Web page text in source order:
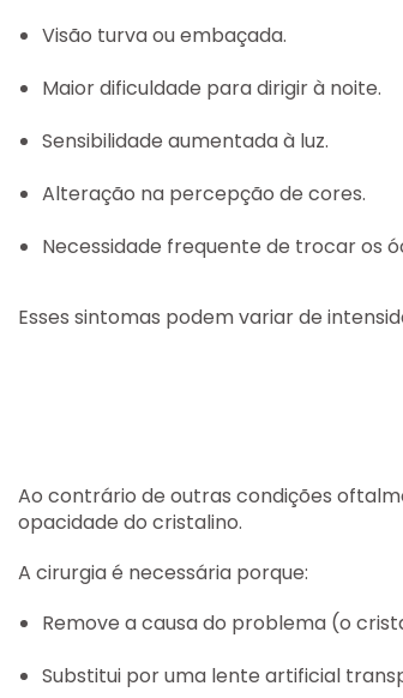
Visão turva ou embaçada.
Maior dificuldade para dirigir à noite.
Sensibilidade aumentada à luz.
Alteração na percepção de cores.
Necessidade frequente de trocar os
Esses sintomas podem variar de
Ao contrário de outras condições
opacidade do cristalino.
A cirurgia é necessária porque:
Remove a causa do problema (o
Substitui por uma lente artificial